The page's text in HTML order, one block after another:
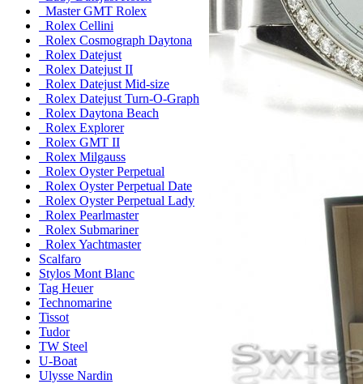
Master GMT Rolex
Rolex Cellini
Rolex Cosmograph Daytona
Rolex Datejust
Rolex Datejust II
Rolex Datejust Mid-size
Rolex Datejust Turn-O-Graph
Rolex Daytona Beach
Rolex Explorer
Rolex GMT II
Rolex Milgauss
Rolex Oyster Perpetual
Rolex Oyster Perpetual Date
Rolex Oyster Perpetual Lady
Rolex Pearlmaster
Rolex Submariner
Rolex Yachtmaster
Scalfaro
Stylos Mont Blanc
Tag Heuer
Technomarine
Tissot
Tudor
TW Steel
U-Boat
Ulysse Nardin